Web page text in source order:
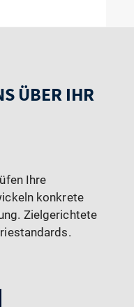
ÜBER IHR
Ihre
konkrete
Zielgerichtete